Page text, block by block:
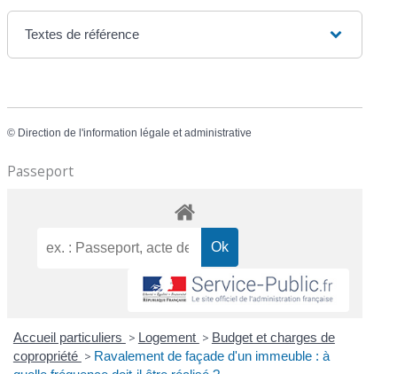
Textes de référence
© Direction de l'information légale et administrative
Passeport
Accueil particuliers > Logement > Budget et charges de
copropriété > Ravalement de façade d'un immeuble : à